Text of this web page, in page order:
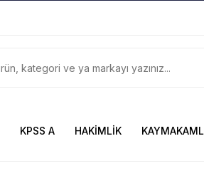
KPSS A HAKİMLİK